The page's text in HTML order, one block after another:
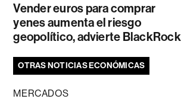
Vender euros para comprar
yenes aumenta el riesgo
geopolítico, advierte BlackRock
OTRAS NOTICIAS ECONÓMICAS
MERCADOS